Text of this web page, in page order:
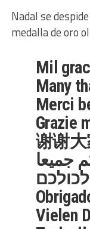
Nadal se
medalla de oro
Mil
Many
Merci
Grazie
谢谢
جميعا
Vielen